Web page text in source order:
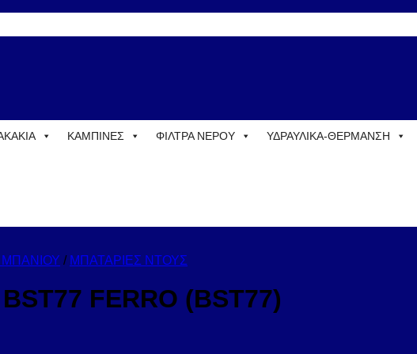
ΚΑΜΠΙΝΕΣ ΦΙΛΤΡΑ ΝΕΡΟΥ ΥΔΡΑΥΛΙΚΑ-ΘΕΡΜΑΝΣΗ
ΜΠΑΝΙΟΥ / ΜΠΑΤΑΡΙΕΣ ΝΤΟΥΣ
FERRO (BST77)